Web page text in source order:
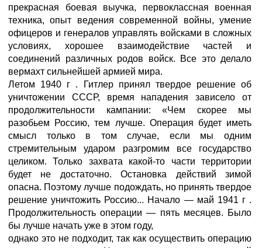
прекрасная боевая выучка, первоклассная военная
техника, опыт ведения современной войны, умение
офицеров и генералов управлять войсками в сложных
условиях, хорошее взаимодействие частей и
соединений различных родов войск. Все это делало
вермахт сильнейшей армией мира.
Летом 1940 г . Гитлер принял твердое решение об
уничтожении СССР, время нападения зависело от
продолжительности кампании: «Чем скорее мы
разобьем Россию, тем лучше. Операция будет иметь
смысл только в том случае, если мы одним
стремительным ударом разгромим все государство
целиком. Только захвата какой-то части территории
будет не достаточно. Остановка действий зимой
опасна. Поэтому лучше подождать, но принять твердое
решение уничтожить Россию... Начало — май 1941 г .
Продолжительность операции — пять месяцев. Было
бы лучше начать уже в этом году,
однако это не подходит, так как осуществить операцию